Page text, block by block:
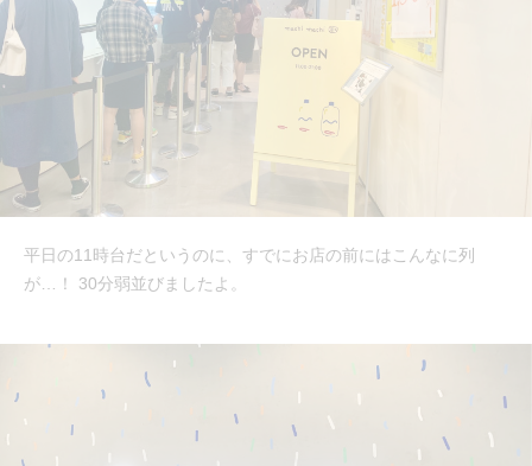
平日の11時台だというのに、すでにお店の前にはこんなに列
が…！ 30分弱並びましたよ。